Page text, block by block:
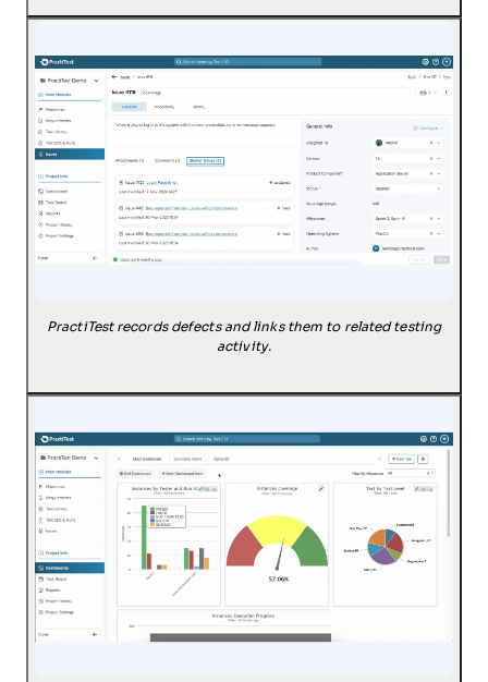
PractiTest records defects and links them to related testing
activity.